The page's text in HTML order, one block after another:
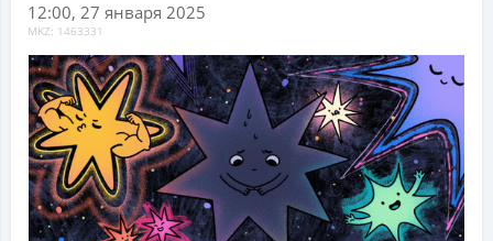
12:00, 27 января 2025
MKZ: 1463331